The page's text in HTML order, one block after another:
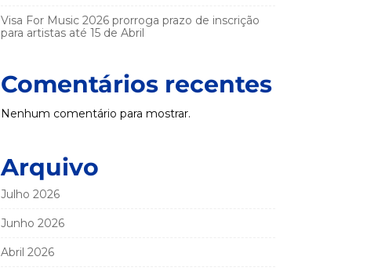
Visa For Music 2026 prorroga prazo de inscrição
para artistas até 15 de Abril
Comentários recentes
Nenhum comentário para mostrar.
Arquivo
Julho 2026
Junho 2026
Abril 2026